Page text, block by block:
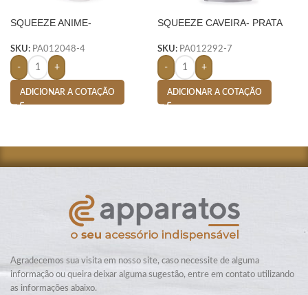
SQUEEZE ANIME-
SKU: PA012048-4
- +
ADICIONAR A COTAÇÃO
SQUEEZE CAVEIRA- PRATA
SKU: PA012292-7
- +
ADICIONAR A COTAÇÃO
Agradecemos sua visita em nosso site, caso necessite de alguma
informação ou queira deixar alguma sugestão, entre em contato utilizando
as informações abaixo.